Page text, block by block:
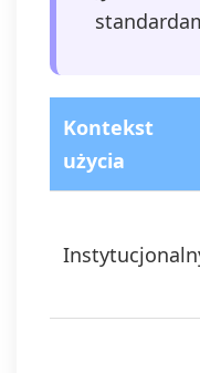
Kontekst
użycia